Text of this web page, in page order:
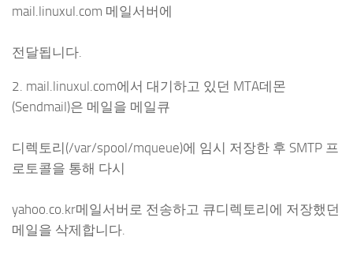
mail.linuxul.com 메일서버에
전달됩니다.
2. mail.linuxul.com에서 대기하고 있던 MTA데몬
(Sendmail)은 메일을 메일큐
디렉토리(/var/spool/mqueue)에 임시 저장한 후 SMTP 프
로토콜을 통해 다시
yahoo.co.kr메일서버로 전송하고 큐디렉토리에 저장했던
메일을 삭제합니다.